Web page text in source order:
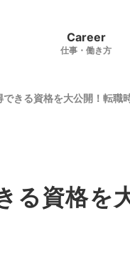
Career
仕事・働き方
できる資格を大公開！転職
る資格を